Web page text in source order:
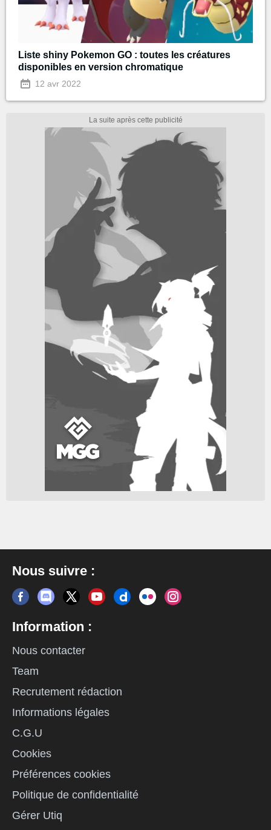
Liste shiny Pokemon GO : toutes les créatures
disponibles en version chromatique
12 avr 2022
Nous suivre :
Information :
Nous contacter
Team
Recrutement rédaction
Informations légales
C.G.U
Cookies
Préférences cookies
Politique de confidentialité
Gérer Utiq